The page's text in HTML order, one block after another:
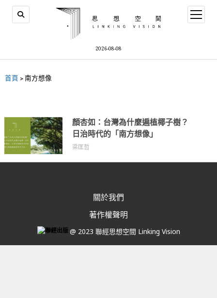
2026-08-08
首頁 >南方想像
顏杏如：台灣為什麼遍植椰子樹？
日治時代的「南方想像」
梁匡哲
關於我們
著作權聲明
@ 2023 聯經思想空間 Linking Vision